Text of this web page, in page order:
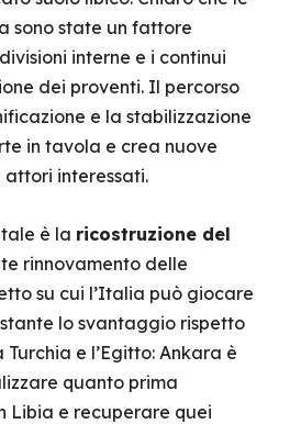
sono state un fattore
interne e i continui
dei proventi. Il percorso
e la stabilizzazione
in tavola e crea nuove
interessati.
è la ricostruzione del
rinnovamento delle
su cui l’Italia può giocare
lo svantaggio rispetto
e l’Egitto: Ankara è
quanto prima
Libia e recuperare quei